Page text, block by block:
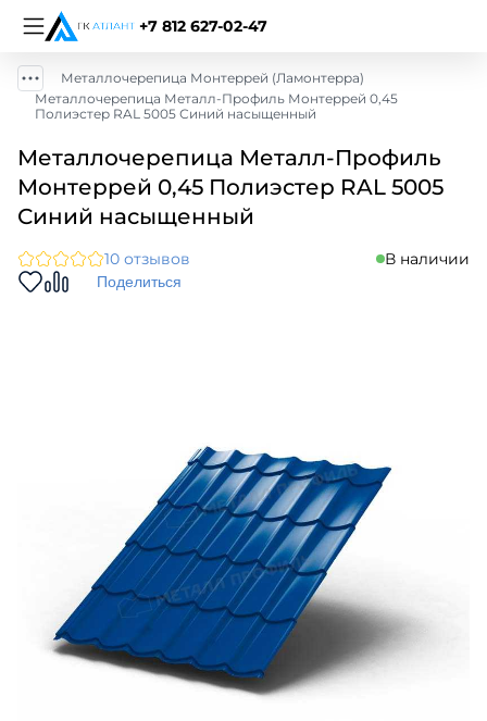
+7 812 627-02-47
Металлочерепица Монтеррей (Ламонтерра)
Металлочерепица Металл-Профиль Монтеррей 0,45
Полиэстер RAL 5005 Синий насыщенный
Металлочерепица Металл-Профиль
Монтеррей 0,45 Полиэстер RAL 5005
Синий насыщенный
10 отзывов В наличии
Поделиться